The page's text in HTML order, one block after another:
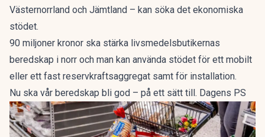
Västernorrland och Jämtland – kan söka det ekonomiska
stödet.
90 miljoner kronor ska stärka livsmedelsbutikernas
beredskap i norr och man kan använda stödet för ett mobilt
eller ett fast reservkraftsaggregat samt för installation.
Nu ska vår beredskap bli god – på ett sätt till. Dagens PS